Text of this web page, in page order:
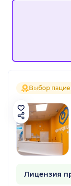
Выбор
Лицензия